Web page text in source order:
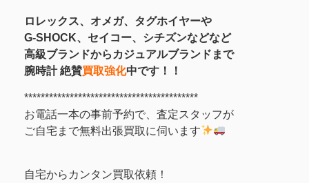
ロレックス、オメガ、タグホイヤーや
G-SHOCK、セイコー、シチズンなどなど
高級ブランドからカジュアルブランドまで
腕時計 絶賛買取強化中です！！
******************************************
お電話一本の事前予約で、査定スタッフが
ご自宅まで無料出張買取に伺います
自宅からカンタン買取依頼！